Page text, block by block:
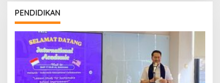
PENDIDIKAN